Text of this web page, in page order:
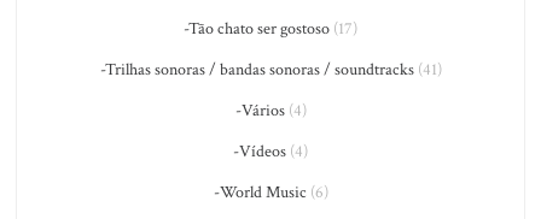
-Tão chato ser gostoso (17)
-Trilhas sonoras / bandas sonoras / soundtracks(41)
-Vários(4)
-Vídeos (4)
-World Music (6)